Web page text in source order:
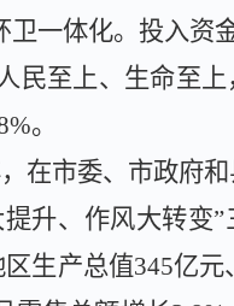
卫一体化。投入资
民至上、生命至
。
在市委、市政府
升、作风大转变
区生产总值345亿元